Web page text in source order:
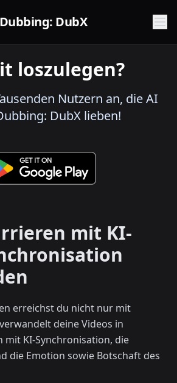
DubX
loszulegen?
Nutzern an, die AI
DubX lieben!
mit KI-
erreichst du nicht nur mit
deine Videos in
mit KI-Synchronisation, die
die Emotion sowie Botschaft des